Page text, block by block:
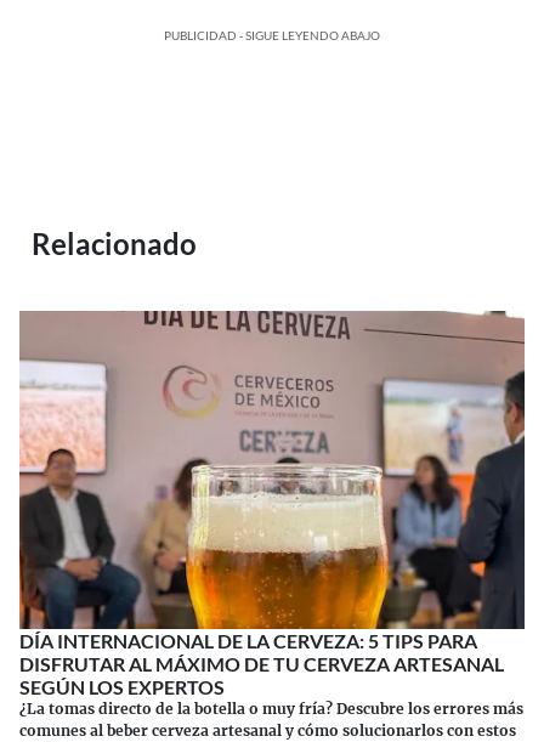
PUBLICIDAD - SIGUE LEYENDO ABAJO
Relacionado
DÍA INTERNACIONAL DE LA CERVEZA: 5 TIPS PARA
DISFRUTAR AL MÁXIMO DE TU CERVEZA ARTESANAL
SEGÚN LOS EXPERTOS
¿La tomas directo de la botella o muy fría? Descubre los errores más
comunes al beber cerveza artesanal y cómo solucionarlos con estos